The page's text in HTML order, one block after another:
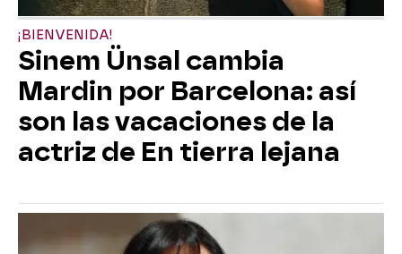
¡BIENVENIDA!
Sinem Ünsal cambia
Mardin por Barcelona: así
son las vacaciones de la
actriz de En tierra lejana